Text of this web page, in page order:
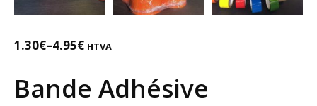
1.30€–4.95€ HTVA
Bande Adhésive